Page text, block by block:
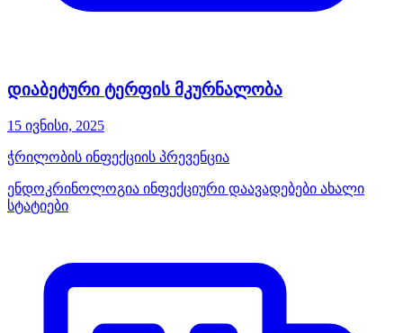
დიაბეტური ტერფის მკურნალობა
15 ივნისი, 2025
ჭრილობის ინფექციის პრევენცია
ენდოკრინოლოგია ინფექციური დაავადებები ახალი
სტატიები